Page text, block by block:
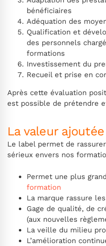
bénéficiaires
Adéquation des
Qualification et
des personnels
formations
Investissement du
Recueil et prise en
Après cette évaluation
est possible de prétendre
La valeur ajoutée
Le label permet de
sérieux envers nos
Permet une plus
formation
La marque rassure
Gage de qualité, de
(aux nouvelles
La veille du milieu
L’amélioration